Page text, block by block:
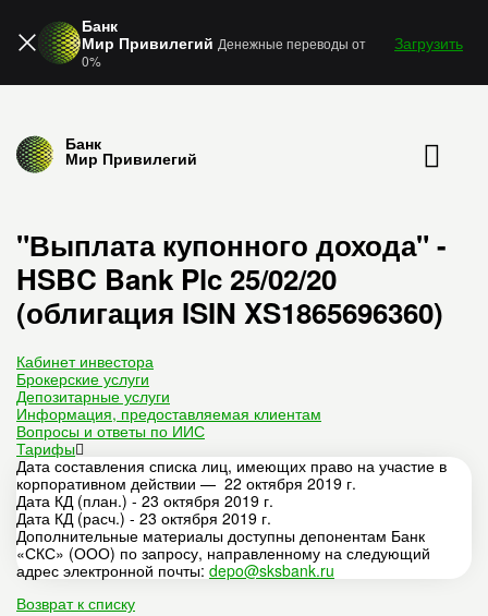
Банк
Мир Привилегий Денежные переводы от
0%
Загрузить
Банк
Мир Привилегий
"Выплата купонного дохода" -
HSBC Bank Plc 25/02/20
(облигация ISIN XS1865696360)
Кабинет инвестора
Брокерские услуги
Депозитарные услуги
Информация, предоставляемая клиентам
Вопросы и ответы по ИИС
Тарифы
Дата составления списка лиц, имеющих право на участие в
корпоративном действии — 22 октября 2019 г.
Дата КД (план.) - 23 октября 2019 г.
Дата КД (расч.) - 23 октября 2019 г.
Дополнительные материалы доступны депонентам Банк
«СКС» (ООО) по запросу, направленному на следующий
адрес электронной почты: depo@sksbank.ru
Возврат к списку